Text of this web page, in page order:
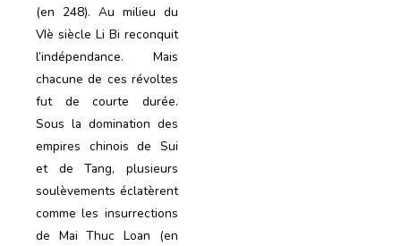
(en 248). Au milieu du
VIè siècle Li Bi reconquit
l’indépendance. Mais
chacune de ces révoltes
fut de courte durée.
Sous la domination des
empires chinois de Sui
et de Tang, plusieurs
soulèvements éclatèrent
comme les insurrections
de Mai Thuc Loan (en